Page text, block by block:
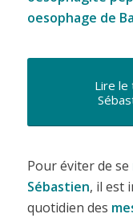
oesophage de
Lire le
Pour éviter de se
Sébastien, il est
quotidien des